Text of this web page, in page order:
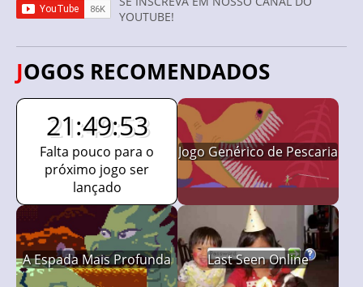
YOUTUBE!
JOGOS RECOMENDADOS
21:49:52
Falta pouco para o
próximo jogo ser
lançado
Jogo Genérico de Pescaria
A Espada Mais Profunda Last Seen Online